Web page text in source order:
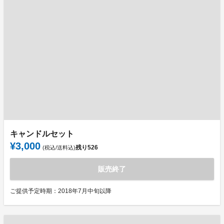
キャンドルセット
¥3,000 (税込/送料込)残り526
販売終了
ご提供予定時期：2018年7月中旬以降